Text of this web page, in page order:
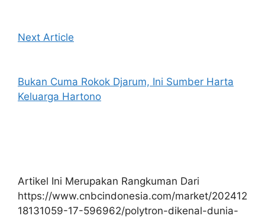
Next Article
Bukan Cuma Rokok Djarum, Ini Sumber Harta
Keluarga Hartono
Artikel Ini Merupakan Rangkuman Dari
https://www.cnbcindonesia.com/market/202412
18131059-17-596962/polytron-dikenal-dunia-